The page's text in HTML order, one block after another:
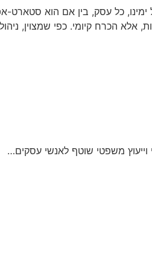
ימינו, כל עסק, בין אם הוא
אלא הכרח קיומי. כפי שמצוין,
וייעוץ משפטי שוטף לאנשי עסקים…